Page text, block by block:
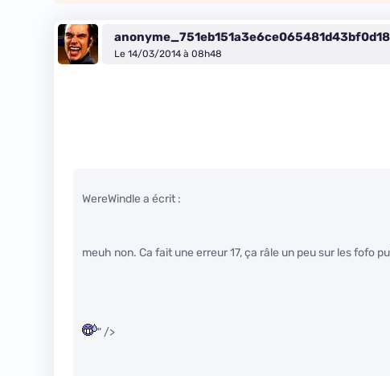
Le 14/03/2014 à 08h48
WereWindle a écrit :
meuh non. Ca fait une erreur 17, ça râle un peu sur les fofo
" />